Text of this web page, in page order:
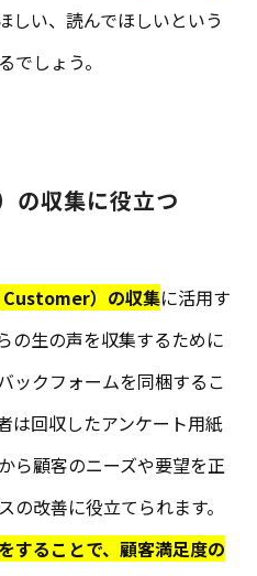
しい、読んでほしいという
でしょう。
の収集に役立つ
）の収集に活用す
の生の声を収集するために
ックフォームを同梱するこ
は回収したアンケート用紙
ら顧客のニーズや要望を正
改善に役立てられます。
することで、顧客満足度の